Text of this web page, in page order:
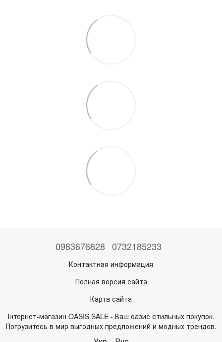
0983676828 0732185233
Контактная информация
Полная версия сайта
Карта сайта
Інтернет-магазин OASIS SALE - Ваш оазис стильных покупок.
Погрузитесь в мир выгодных предложений и модных трендов.